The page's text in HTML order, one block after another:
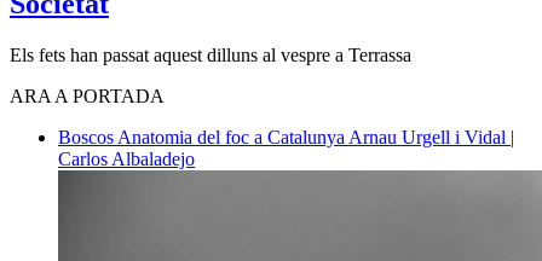
Els fets han passat aquest dilluns al vespre a Terrassa
ARA A PORTADA
Boscos Anatomia del foc a Catalunya Arnau Urgell i Vidal |
Carlos Albaladejo